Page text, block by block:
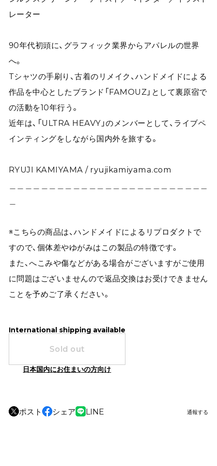
レーター
90年代初頭に、グラフィック業界からアパレルの世界
へ。
Tシャツの手刷り、古着のリメイク、ハンドメイドによる
作品を中心としたブランド「FAMOUZ」として裏原宿で
の活動を10年行う。
近年は、「ULTRA HEAVY」のメンバーとして、ライブペ
インティングをしながら国内外を旅する。
RYUJI KAMIYAMA / ryujikamiyama.com
※こちらの商品は、ハンドメイドによるリプロダクトで
すので、個体差やゆがみはこの製品の特徴です。
また、へこみや傷などがある場合がございますがご使用
に問題はございませんので返品交換はお受けできません
ことを予めご了承ください。
International shipping available
Sold out
日本国内にお住まいの方向け
ポスト シェア LINE 通報する